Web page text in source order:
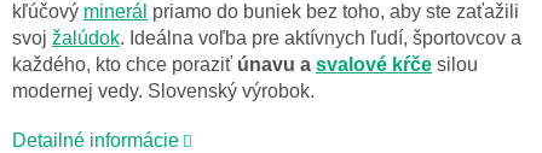
kľúčový minerál priamo do buniek bez toho, aby ste zaťažili
svoj žalúdok. Ideálna voľba pre aktívnych ľudí, športovcov a
každého, kto chce poraziť únavu a svalové kŕče silou
modernej vedy. Slovenský výrobok.
Detailné informácie